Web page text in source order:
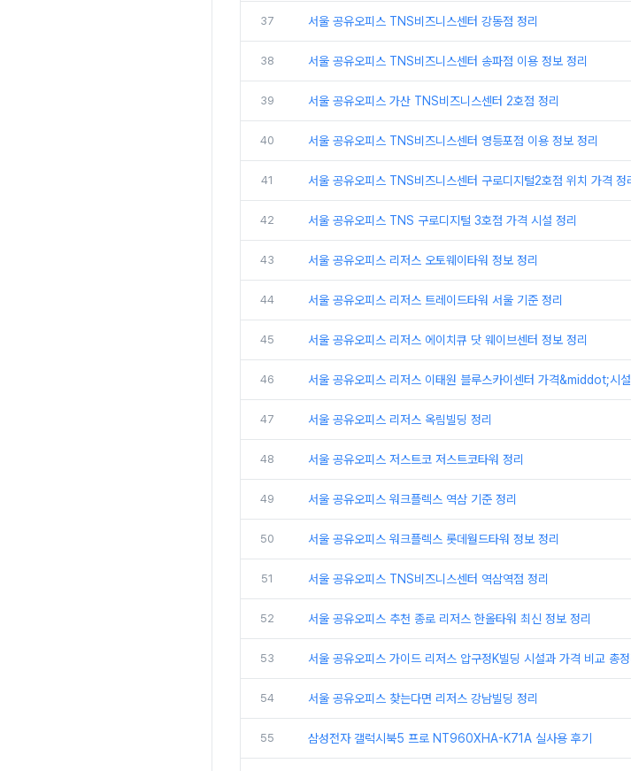
37 서울 공유오피스 TNS비즈니스센터 강동점 정리
38 서울 공유오피스 TNS비즈니스센터 송파점 이용 정보 정리
39 서울 공유오피스 가산 TNS비즈니스센터 2호점 정리
40 서울 공유오피스 TNS비즈니스센터 영등포점 이용 정보 정리
41 서울 공유오피스 TNS비즈니스센터 구로디지털2호점 위치 가격 정
42 서울 공유오피스 TNS 구로디지털 3호점 가격 시설 정리
43 서울 공유오피스 리저스 오토웨이타워 정보 정리
44 서울 공유오피스 리저스 트레이드타워 서울 기준 정리
45 서울 공유오피스 리저스 에이치큐 닷 웨이브센터 정보 정리
46 서울 공유오피스 리저스 이태원 블루스카이센터 가격&middot;시설
47 서울 공유오피스 리저스 옥림빌딩 정리
48 서울 공유오피스 저스트코 저스트코타워 정리
49 서울 공유오피스 워크플렉스 역삼 기준 정리
50 서울 공유오피스 워크플렉스 롯데월드타워 정보 정리
51 서울 공유오피스 TNS비즈니스센터 역삼역점 정리
52 서울 공유오피스 추천 종로 리저스 한올타워 최신 정보 정리
53 서울 공유오피스 가이드 리저스 압구정K빌딩 시설과 가격 비교 총정
54 서울 공유오피스 찾는다면 리저스 강남빌딩 정리
55 삼성전자 갤럭시북5 프로 NT960XHA-K71A 실사용 후기